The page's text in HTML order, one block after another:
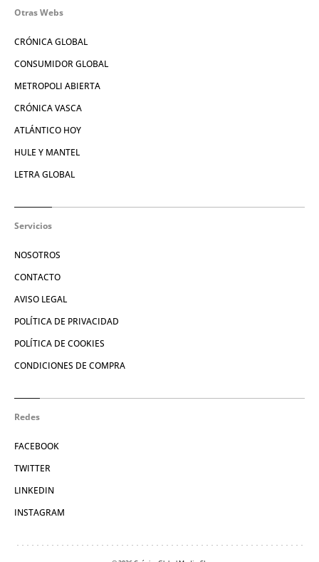
Otras Webs
CRÓNICA GLOBAL
CONSUMIDOR GLOBAL
METROPOLI ABIERTA
CRÓNICA VASCA
ATLÁNTICO HOY
HULE Y MANTEL
LETRA GLOBAL
Servicios
NOSOTROS
CONTACTO
AVISO LEGAL
POLÍTICA DE PRIVACIDAD
POLÍTICA DE COOKIES
CONDICIONES DE COMPRA
Redes
FACEBOOK
TWITTER
LINKEDIN
INSTAGRAM